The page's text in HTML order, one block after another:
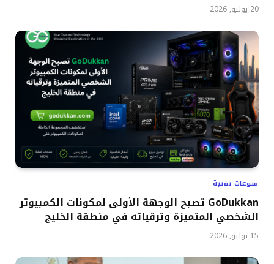
20 يوليو, 2026
منوعات تقنية
GoDukkan تصبح الوجهة الأولى لمكونات الكمبيوتر
الشخصي المتميزة وترقياته في منطقة الخليج
15 يوليو, 2026